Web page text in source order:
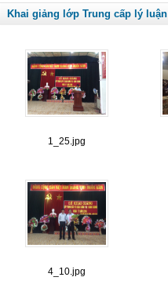
Khai giảng lớp Trung cấp lý
1_25.jpg
4_10.jpg